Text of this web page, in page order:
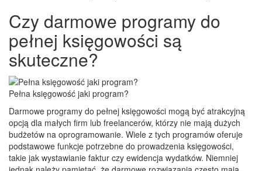
Czy darmowe programy do
pełnej księgowości są
skuteczne?
Pełna księgowość jaki program?
Darmowe programy do pełnej księgowości mogą być atrakcyjną
opcją dla małych firm lub freelancerów, którzy nie mają dużych
budżetów na oprogramowanie. Wiele z tych programów oferuje
podstawowe funkcje potrzebne do prowadzenia księgowości,
takie jak wystawianie faktur czy ewidencja wydatków. Niemniej